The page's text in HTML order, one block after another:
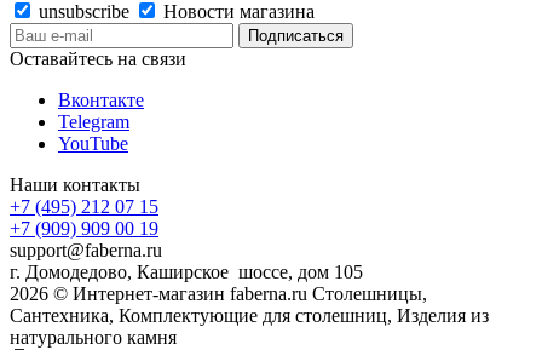
unsubscribe
Новости магазина
Оставайтесь на связи
Вконтакте
Telegram
YouTube
Наши контакты
+7 (495) 212 07 15
+7 (909) 909 00 19
support@faberna.ru
г. Домодедово, Каширское шоссе, дом 105
2026 © Интернет-магазин faberna.ru Столешницы,
Сантехника, Комплектующие для столешниц, Изделия из
натурального камня